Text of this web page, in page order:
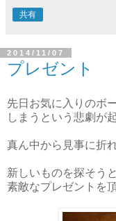
共有
2014/11/07
プレゼント
先日お気に入りのボ
しまうという悲劇が
真ん中から見事に折
新しいものを探そう
素敵なプレゼントを